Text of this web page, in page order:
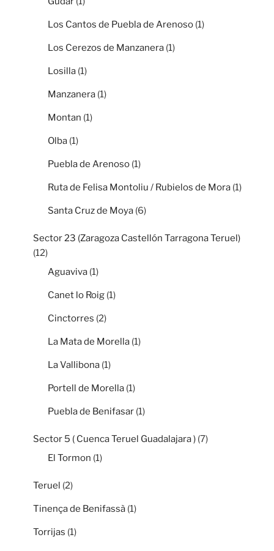
Los Cantos de Puebla de Arenoso (1)
Los Cerezos de Manzanera (1)
Losilla (1)
Manzanera (1)
Montan (1)
Olba (1)
Puebla de Arenoso (1)
Ruta de Felisa Montoliu / Rubielos de Mora (1)
Santa Cruz de Moya (6)
Sector 23 (Zaragoza Castellón Tarragona Teruel)
(12)
Aguaviva (1)
Canet lo Roig (1)
Cinctorres (2)
La Mata de Morella (1)
La Vallibona (1)
Portell de Morella (1)
Puebla de Benifasar (1)
Sector 5 ( Cuenca Teruel Guadalajara ) (7)
El Tormon (1)
Teruel (2)
Tinença de Benifassà (1)
Torrijas (1)